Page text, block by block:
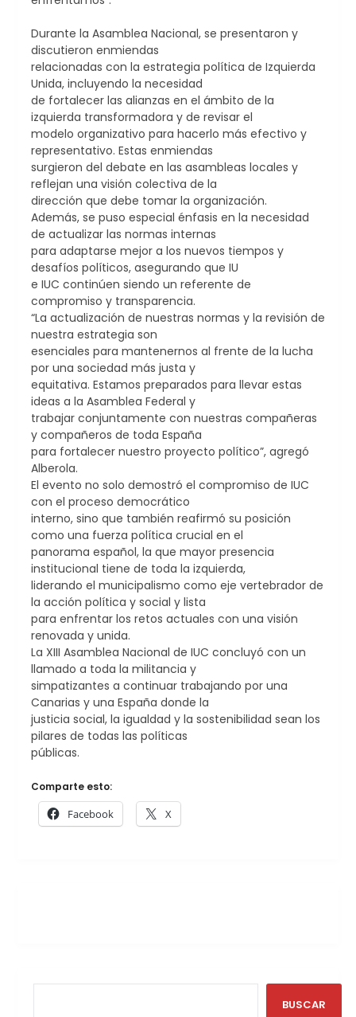
Durante la Asamblea Nacional, se presentaron y
discutieron enmiendas
relacionadas con la estrategia política de Izquierda
Unida, incluyendo la necesidad
de fortalecer las alianzas en el ámbito de la
izquierda transformadora y de revisar el
modelo organizativo para hacerlo más efectivo y
representativo. Estas enmiendas
surgieron del debate en las asambleas locales y
reflejan una visión colectiva de la
dirección que debe tomar la organización.
Además, se puso especial énfasis en la necesidad
de actualizar las normas internas
para adaptarse mejor a los nuevos tiempos y
desafíos políticos, asegurando que IU
e IUC continúen siendo un referente de
compromiso y transparencia.
“La actualización de nuestras normas y la revisión de
nuestra estrategia son
esenciales para mantenernos al frente de la lucha
por una sociedad más justa y
equitativa. Estamos preparados para llevar estas
ideas a la Asamblea Federal y
trabajar conjuntamente con nuestras compañeras
y compañeros de toda España
para fortalecer nuestro proyecto político”, agregó
Alberola.
El evento no solo demostró el compromiso de IUC
con el proceso democrático
interno, sino que también reafirmó su posición
como una fuerza política crucial en el
panorama español, la que mayor presencia
institucional tiene de toda la izquierda,
liderando el municipalismo como eje vertebrador de
la acción política y social y lista
para enfrentar los retos actuales con una visión
renovada y unida.
La XIII Asamblea Nacional de IUC concluyó con un
llamado a toda la militancia y
simpatizantes a continuar trabajando por una
Canarias y una España donde la
justicia social, la igualdad y la sostenibilidad sean los
pilares de todas las políticas
públicas.
Comparte esto:
Facebook X
BUSCAR